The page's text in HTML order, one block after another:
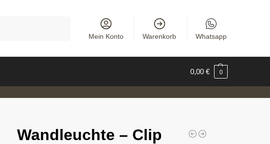
Mein Konto Warenkorb Whatsapp
0,00 € 0
Wandleuchte – Clip